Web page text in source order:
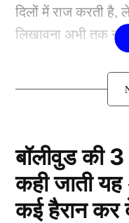
दिलों में राज करती है,
लिखावना अभी तक
वहीं, अब आईपीएल
ट्रॉफी जीतने का
साबित हो सकता है।
IPL 2025 में ये
पानी!
बॉलीवुड की
कही जाती
कई हैरान कर